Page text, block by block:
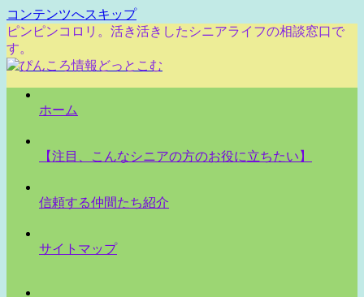
コンテンツへスキップ
ピンピンコロリ。活き活きしたシニアライフの相談窓口で
す。
ホーム
【注目、こんなシニアの方のお役に立ちたい】
信頼する仲間たち紹介
サイトマップ